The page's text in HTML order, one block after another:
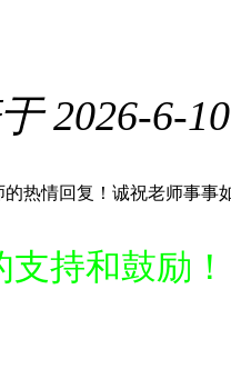
2026-6-
热情回复！诚祝老师事事
持和鼓励！